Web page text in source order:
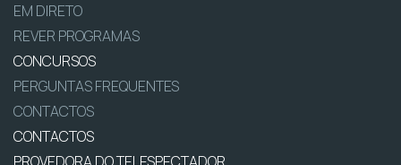
EM DIRETO
REVER PROGRAMAS
CONCURSOS
PERGUNTAS FREQUENTES
CONTACTOS
CONTACTOS